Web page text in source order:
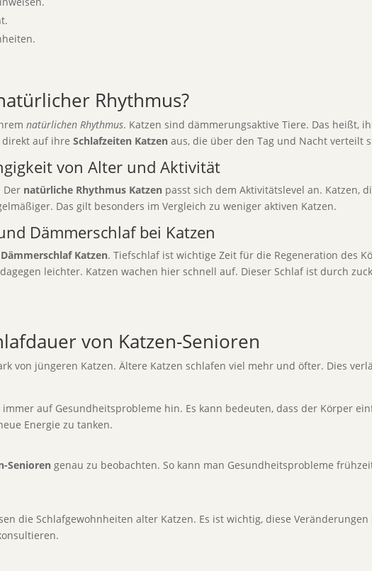
Rhythmus?
natürlichen Rhythmus. Katzen sind dämmerungsaktive Tiere. Das heißt,
auf ihre Schlafzeiten Katzen aus, die über den Tag und Nacht verteilt
von Alter und Aktivität
Der natürliche Rhythmus Katzen passt sich dem Aktivitätslevel an. Katzen,
Das gilt besonders im Vergleich zu weniger aktiven Katzen.
Dämmerschlaf bei Katzen
Dämmerschlaf Katzen. Tiefschlaf ist wichtige Zeit für die Regeneration des
leichter. Katzen wachen hier schnell auf. Dieser Schlaf ist durch
von Katzen-Senioren
von jüngeren Katzen. Ältere Katzen schlafen viel mehr und öfter. Dies
auf Gesundheitsprobleme hin. Es kann bedeuten, dass der Körper
Energie zu tanken.
Senioren genau zu beobachten. So kann man Gesundheitsprobleme
die Schlafgewohnheiten alter Katzen. Es ist wichtig, diese